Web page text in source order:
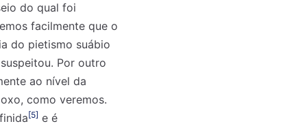
do qual foi
facilmente que o
do pietismo suábio
Por outro
ao nível da
como veremos.
[5] e é